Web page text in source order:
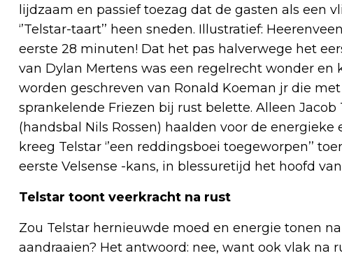
lijdzaam en passief toezag dat de gasten als een
‘’Telstar-taart’’ heen sneden. Illustratief:
eerste 28 minuten! Dat het pas halverwege het
van Dylan Mertens was een regelrecht wonder en
worden geschreven van Ronald Koeman jr die
sprankelende Friezen bij rust belette. Alleen
(handsbal Nils Rossen) haalden voor de energieke
kreeg Telstar ‘’een reddingsboei toegeworpen’’
eerste Velsense -kans, in blessuretijd het hoofd
Telstar toont veerkracht na rust
Zou Telstar hernieuwde moed en energie tonen
aandraaien? Het antwoord: nee, want ook vlak na